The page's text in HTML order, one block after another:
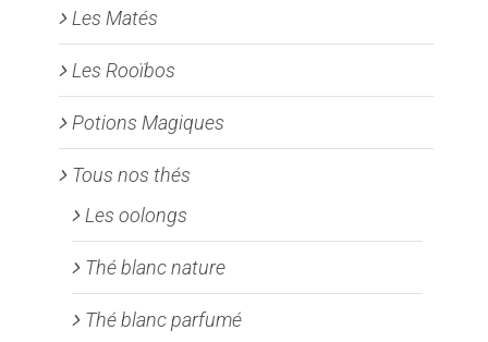
Les Matés
Les Rooïbos
Potions Magiques
Tous nos thés
Les oolongs
Thé blanc nature
Thé blanc parfumé